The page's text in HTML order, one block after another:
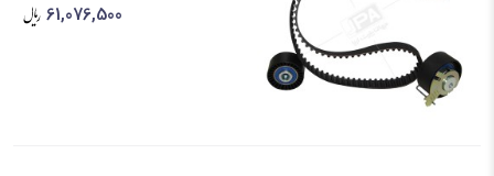
61,076,500